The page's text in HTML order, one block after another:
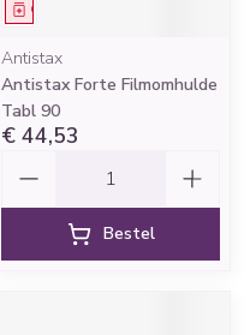
Geneesmiddel
Antistax
Antistax Forte Filmomhulde
Tabl 90
€ 44,53
Bestel